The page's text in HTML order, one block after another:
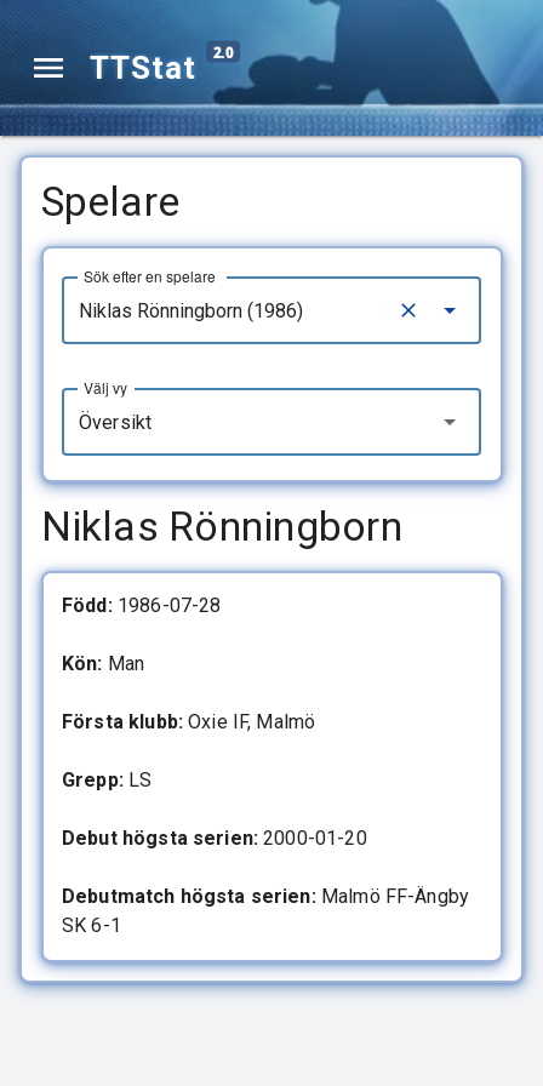
TTStat 2.0
Spelare
Sök efter en spelare
Översikt
Välj vy
Niklas Rönningborn
Född:1986-07-28
Kön: Man
Första klubb:Oxie IF, Malmö
Grepp:LS
Debut högsta serien: 2000-01-20
Debutmatch högsta serien:Malmö FF-Ängby
SK 6-1